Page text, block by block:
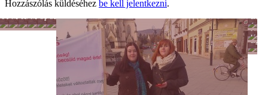
Hozzászólás küldéséhez be kell jelentkezni.
Férfiszellem
Mai
család
HobbiMunka
Sport
-
Mozgás
Színes
nagyvilág
Lélek
és
hit
Női
lét